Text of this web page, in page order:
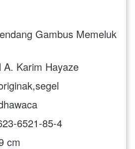
Gambus Memeluk
A. Karim Hayaze
6521-85-4
cm